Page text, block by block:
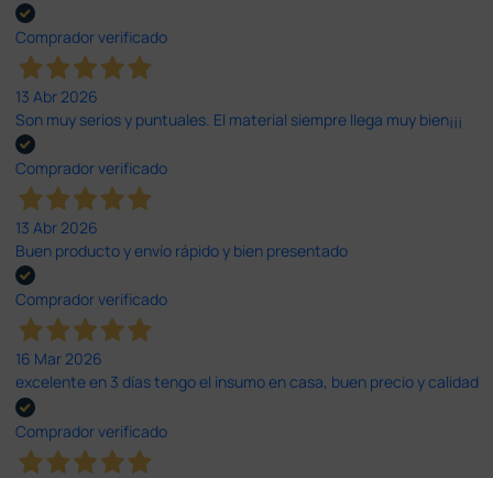
Comprador verificado
13 Abr 2026
Son muy serios y puntuales. El material siempre llega muy bien¡¡¡
Comprador verificado
13 Abr 2026
Buen producto y envío rápido y bien presentado
Comprador verificado
16 Mar 2026
excelente en 3 días tengo el insumo en casa, buen precio y calidad
Comprador verificado